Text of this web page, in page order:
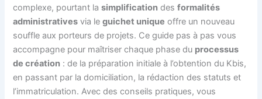
complexe, pourtant lasimplification desformalités
administratives via leguichet unique offre un nouveau
souffle aux porteurs de projets. Ce guide pas à pas vous
accompagne pour maîtriser chaque phase du processus
de création : de la préparation initiale à l’obtention du Kbis,
en passant par la domiciliation, la rédaction des statuts et
l’immatriculation. Avec des conseils pratiques, vous